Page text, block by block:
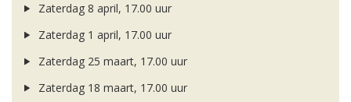
Zaterdag 8 april, 17.00 uur
Zaterdag 1 april, 17.00 uur
Zaterdag 25 maart, 17.00 uur
Zaterdag 18 maart, 17.00 uur